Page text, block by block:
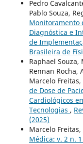
Pedro
Pablo Souza,
Monitoramento
Diagnóstica e
de
Brasileira de
Raphael
Rennan Rocha,
Marcelo Freitas,
de Dose de
Cardiológicos
Tecnologias ,
(2025)
Marcelo Freitas,
Médica: v. 2 n.